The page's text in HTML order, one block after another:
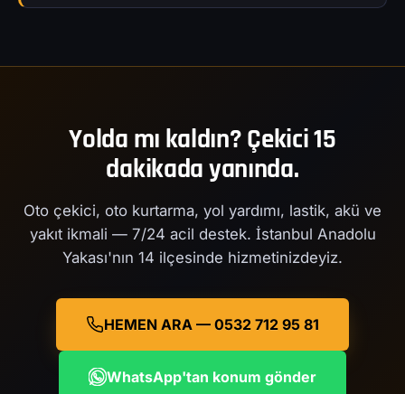
Yolda mı kaldın? Çekici 15
dakikada yanında.
Oto çekici, oto kurtarma, yol yardımı, lastik, akü ve
yakıt ikmali — 7/24 acil destek. İstanbul Anadolu
Yakası'nın 14 ilçesinde hizmetinizdeyiz.
HEMEN ARA — 0532 712 95 81
WhatsApp'tan konum gönder